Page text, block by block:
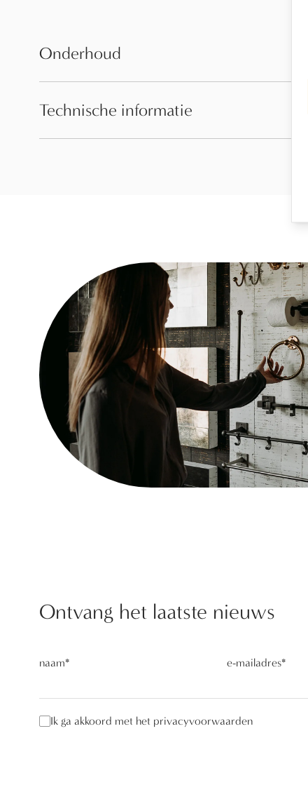
Onderhoud
Technische informatie
Ontvang het laatste nieuws
naam* e-mailadres*
Ik ga akkoord met het privacyvoorwaarden